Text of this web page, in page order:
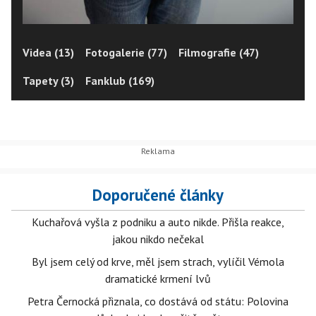
Videa (13) Fotogalerie (77)
Filmografie (47)
Tapety (3)
Fanklub (169)
Doporučené články
Kuchařová vyšla z podniku a auto nikde. Přišla reakce,
jakou nikdo nečekal
Byl jsem celý od krve, měl jsem strach, vylíčil Vémola
dramatické krmení lvů
Petra Černocká přiznala, co dostává od státu: Polovina